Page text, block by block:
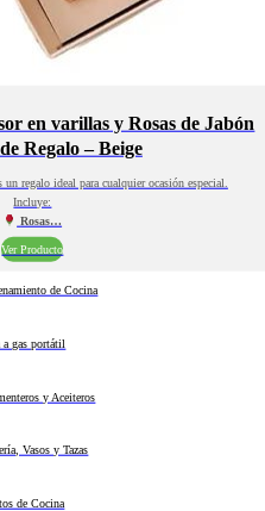
en varillas y Rosas de Jabón
Regalo – Beige
un regalo ideal para cualquier ocasión especial.
Incluye:
Rosas…
Ver Producto
de Cocina
a gas portátil
y Aceiteros
Vasos y Tazas
de Cocina